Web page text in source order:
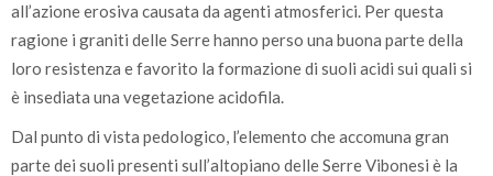
all’azione erosiva causata da agenti atmosferici. Per questa
ragione i graniti delle Serre hanno perso una buona parte della
loro resistenza e favorito la formazione di suoli acidi sui quali si
è insediata una vegetazione acidofila.
Dal punto di vista pedologico, l’elemento che accomuna gran
parte dei suoli presenti sull’altopiano delle Serre Vibonesi è la